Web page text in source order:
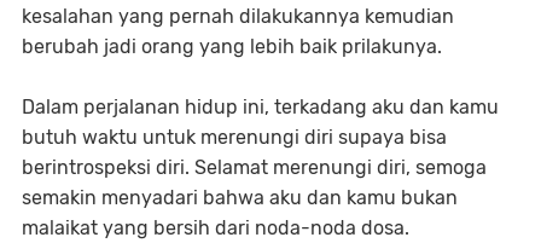
kesalahan yang pernah dilakukannya kemudian
berubah jadi orang yang lebih baik prilakunya.
Dalam perjalanan hidup ini, terkadang aku dan kamu
butuh waktu untuk merenungi diri supaya bisa
berintrospeksi diri. Selamat merenungi diri, semoga
semakin menyadari bahwa aku dan kamu bukan
malaikat yang bersih dari noda-noda dosa.